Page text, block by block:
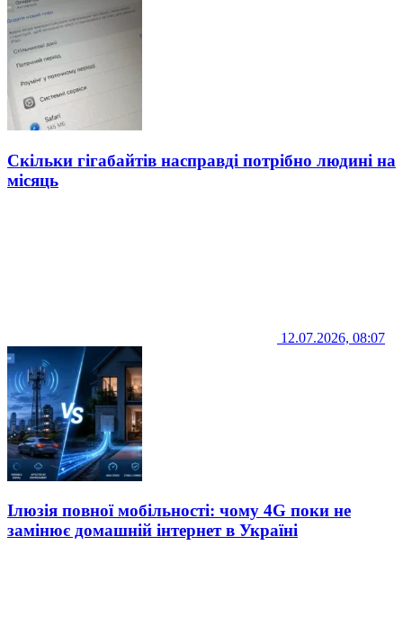
Скільки гігабайтів насправді потрібно людині на
місяць
12.07.2026, 08:07
Ілюзія повної мобільності: чому 4G поки не
замінює домашній інтернет в Україні